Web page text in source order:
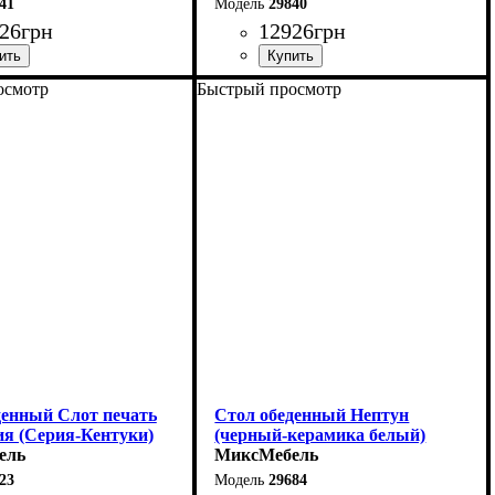
грн
29840
12926грн
Слот печать
(Серия-Кентуки)
Быстрый просмотр
Стол обеденный Нептун
(черный-керамика белый)
МиксМебель
29684